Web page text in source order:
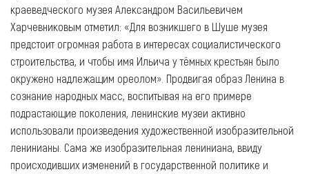
краеведческого музея Александром Васильевичем
Харчевниковым отметил: «Для возникшего в Шуше музея
предстоит огромная работа в интересах социалистического
строительства, и чтобы имя Ильича у тёмных крестьян было
окружено надлежащим ореолом». Продвигая образ Ленина в
сознание народных масс, воспитывая на его примере
подрастающие поколения, ленинские музеи активно
использовали произведения художественной изобразительной
ленинианы. Сама же изобразительная лениниана, ввиду
происходивших изменений в государственной политике и